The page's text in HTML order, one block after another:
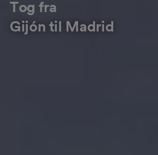
Tog fra
Gijón til Madrid